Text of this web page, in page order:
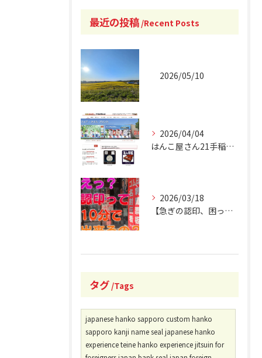
最近の投稿 Recent Posts
2026/05/10
2026/04/04
はんこ屋さん21手稲駅南口店 オフィシャルホームページリニュ...
2026/03/18
【急ぎの認印、困ったことありませんか？】
タグ Tags
japanese hanko sapporo custom hanko
sapporo kanji name seal japanese hanko
experience teine hanko experience jitsuin for